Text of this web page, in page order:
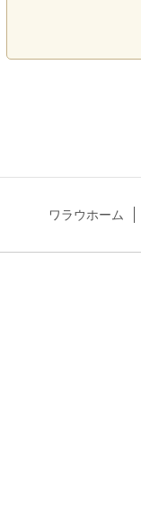
ワラウホーム